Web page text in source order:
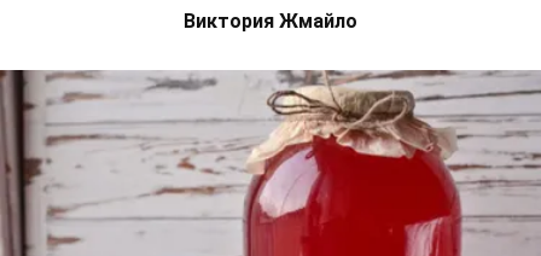
Виктория Жмайло